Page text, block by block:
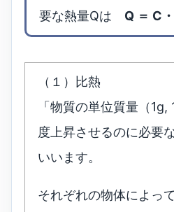
要な熱量Qは Q ＝ C
（１）比熱
「物質の単位質量（
度上昇させるのに必要
いいます。
それぞれの物体によっ